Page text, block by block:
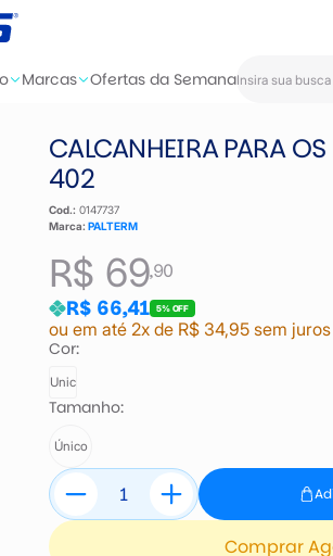
Marcas Ofertas da Semana
CALCANHEIRA PARA OS
402
Cod.: 0147737
Marca: PALTERM
R$ 69,90
R$ 66,41 5% OFF
ou em até 2x de R$ 34,95 sem juros
Cor:
Unic
Tamanho:
Único
Comprar